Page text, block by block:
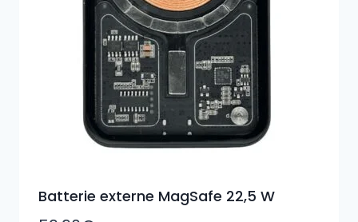
Batterie externe MagSafe 22,5 W